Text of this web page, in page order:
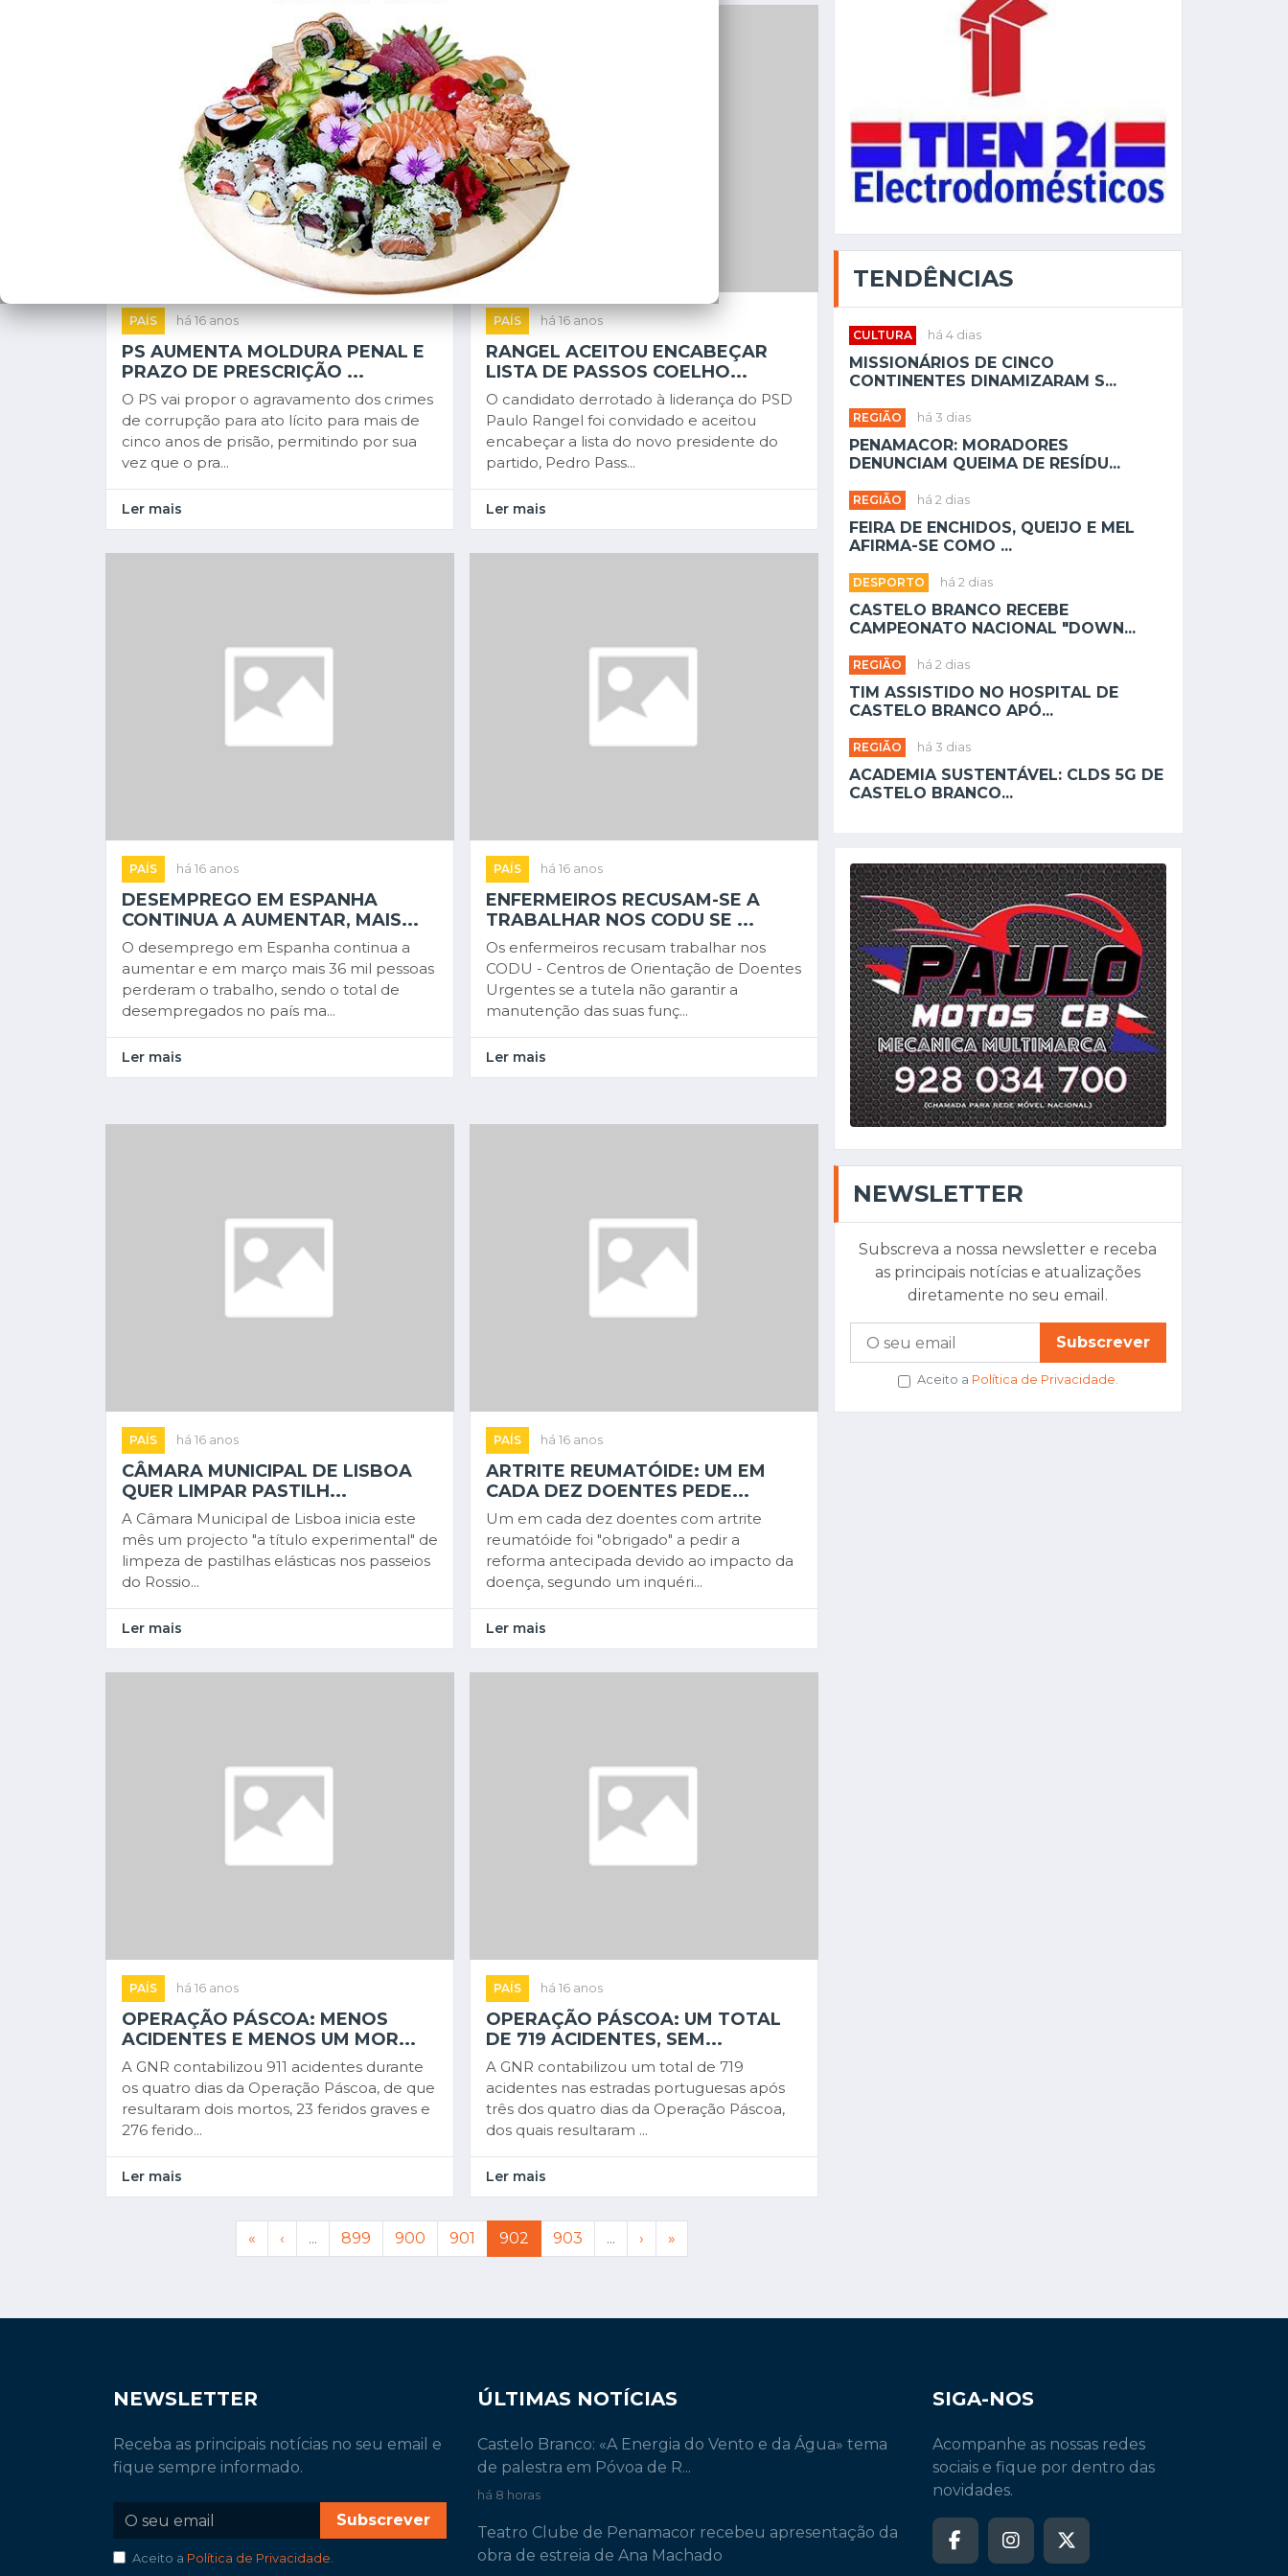
PAÍS há 16 anos
PS AUMENTA MOLDURA PENAL E
PRAZO DE PRESCRIÇÃO ...
O PS vai propor o agravamento dos crimes
de corrupção para ato lícito para mais de
cinco anos de prisão, permitindo por sua
vez que o pra...
Ler mais
PAÍS há 16 anos
RANGEL ACEITOU ENCABEÇAR
LISTA DE PASSOS COELHO...
O candidato derrotado à liderança do PSD
Paulo Rangel foi convidado e aceitou
encabeçar a lista do novo presidente do
partido, Pedro Pass...
Ler mais
PAÍS há 16 anos
DESEMPREGO EM ESPANHA
CONTINUA A AUMENTAR, MAIS...
O desemprego em Espanha continua a
aumentar e em março mais 36 mil pessoas
perderam o trabalho, sendo o total de
desempregados no país ma...
Ler mais
PAÍS há 16 anos
ENFERMEIROS RECUSAM-SE A
TRABALHAR NOS CODU SE ...
Os enfermeiros recusam trabalhar nos
CODU - Centros de Orientação de Doentes
Urgentes se a tutela não garantir a
manutenção das suas funç...
Ler mais
PAÍS há 16 anos
CÂMARA MUNICIPAL DE LISBOA
QUER LIMPAR PASTILH...
A Câmara Municipal de Lisboa inicia este
mês um projecto "a título experimental" de
limpeza de pastilhas elásticas nos passeios
do Rossio...
Ler mais
PAÍS há 16 anos
ARTRITE REUMATÓIDE: UM EM
CADA DEZ DOENTES PEDE...
Um em cada dez doentes com artrite
reumatóide foi "obrigado" a pedir a
reforma antecipada devido ao impacto da
doença, segundo um inquéri...
Ler mais
PAÍS há 16 anos
OPERAÇÃO PÁSCOA: MENOS
ACIDENTES E MENOS UM MOR...
A GNR contabilizou 911 acidentes durante
os quatro dias da Operação Páscoa, de que
resultaram dois mortos, 23 feridos graves e
276 ferido...
Ler mais
PAÍS há 16 anos
OPERAÇÃO PÁSCOA: UM TOTAL
DE 719 ACIDENTES, SEM...
A GNR contabilizou um total de 719
acidentes nas estradas portuguesas após
três dos quatro dias da Operação Páscoa,
dos quais resultaram ...
Ler mais
« ‹ ... 899 900 901 902 903 ... › »
TENDÊNCIAS
CULTURA há 4 dias
MISSIONÁRIOS DE CINCO
CONTINENTES DINAMIZARAM S...
REGIÃO há 3 dias
PENAMACOR: MORADORES
DENUNCIAM QUEIMA DE RESÍDU...
REGIÃO há 2 dias
FEIRA DE ENCHIDOS, QUEIJO E MEL
AFIRMA-SE COMO ...
DESPORTO há 2 dias
CASTELO BRANCO RECEBE
CAMPEONATO NACIONAL "DOWN...
REGIÃO há 2 dias
TIM ASSISTIDO NO HOSPITAL DE
CASTELO BRANCO APÓ...
REGIÃO há 3 dias
ACADEMIA SUSTENTÁVEL: CLDS 5G DE
CASTELO BRANCO...
NEWSLETTER
Subscreva a nossa newsletter e receba
as principais notícias e atualizações
diretamente no seu email.
Subscrever
Aceito a Política de Privacidade.
NEWSLETTER
Receba as principais notícias no seu email e
fique sempre informado.
Subscrever
Aceito a Política de Privacidade.
ÚLTIMAS NOTÍCIAS
Castelo Branco: «A Energia do Vento e da Água» tema
de palestra em Póvoa de R...
há 8 horas
Teatro Clube de Penamacor recebeu apresentação da
obra de estreia de Ana Machado
SIGA-NOS
Acompanhe as nossas redes
sociais e fique por dentro das
novidades.